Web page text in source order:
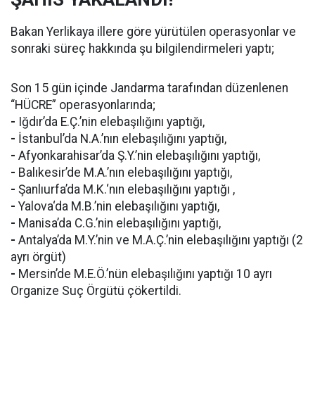
Bakan Yerlikaya illere göre yürütülen operasyonlar ve
sonraki süreç hakkında şu bilgilendirmeleri yaptı;
Son 15 gün içinde Jandarma tarafından düzenlenen
“HÜCRE” operasyonlarında;
- Iğdır’da E.Ç.’nin elebaşılığını yaptığı,
- İstanbul’da N.A.’nın elebaşılığını yaptığı,
- Afyonkarahisar’da Ş.Y.’nin elebaşılığını yaptığı,
- Balıkesir’de M.A.’nın elebaşılığını yaptığı,
- Şanlıurfa’da M.K.‘nın elebaşılığını yaptığı ,
- Yalova‘da M.B.’nin elebaşılığını yaptığı,
- Manisa’da C.G.’nin elebaşılığını yaptığı,
- Antalya’da M.Y.’nin ve M.A.Ç.’nin elebaşılığını yaptığı (2
ayrı örgüt)
- Mersin’de M.E.Ö.’nün elebaşılığını yaptığı 10 ayrı
Organize Suç Örgütü çökertildi.